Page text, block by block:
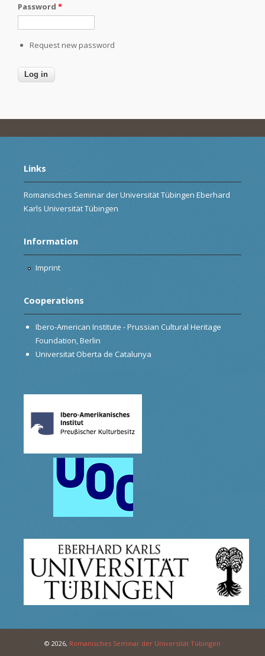
Password *
Request new password
Links
Romanisches Seminar der Universität Tübingen Eberhard
Karls Universität Tübingen
Information
Imprint
Cooperations
Ibero-American Institute - Prussian Cultural Heritage
Foundation, Berlin
Universitat Oberta de Catalunya
© 2026, Romanisches Seminar der Universität Tübingen